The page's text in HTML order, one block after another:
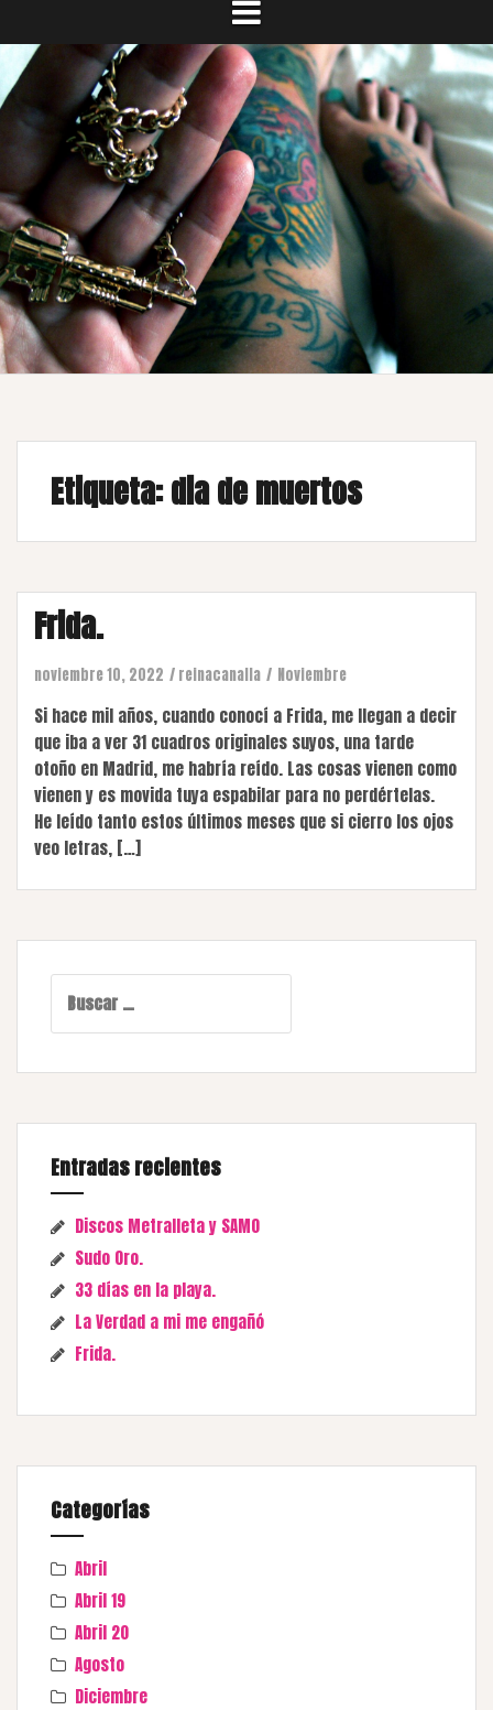
Etiqueta:dia de muertos
Frida.
noviembre 10, 2022 reinacanalla Noviembre
Si hace mil años, cuando conocí a Frida, me llegan a decir
que iba a ver 31 cuadros originales suyos, una tarde
otoño en Madrid, me habría reído. Las cosas vienen como
vienen y es movida tuya espabilar para no perdértelas.
He leído tanto estos últimos meses que si cierro los ojos
veo letras, […]
Entradas recientes
Discos Metralleta y SAMO
Sudo Oro.
33 días en la playa.
La Verdad a mi me engañó
Frida.
Categorías
Abril
Abril 19
Abril 20
Agosto
Diciembre